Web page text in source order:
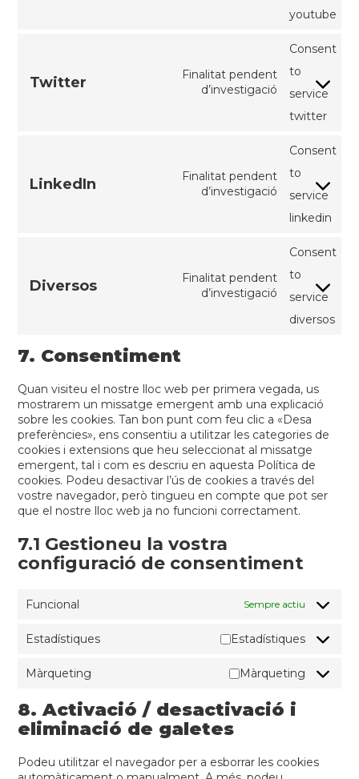
youtube
Twitter
Finalitat pendent
d’investigació
Consent
to
service
twitter
LinkedIn
Finalitat pendent
d’investigació
Consent
to
service
linkedin
Diversos
Finalitat pendent
d’investigació
Consent
to
service
diversos
7. Consentiment
Quan visiteu el nostre lloc web per primera vegada, us
mostrarem un missatge emergent amb una explicació
sobre les cookies. Tan bon punt com feu clic a «Desa
preferències», ens consentiu a utilitzar les categories de
cookies i extensions que heu seleccionat al missatge
emergent, tal i com es descriu en aquesta Política de
cookies. Podeu desactivar l’ús de cookies a través del
vostre navegador, però tingueu en compte que pot ser
que el nostre lloc web ja no funcioni correctament.
7.1 Gestioneu la vostra
configuració de consentiment
Funcional Sempre actiu
Estadístiques Estadístiques
Màrqueting Màrqueting
8. Activació / desactivació i
eliminació de galetes
Podeu utilitzar el navegador per a esborrar les cookies